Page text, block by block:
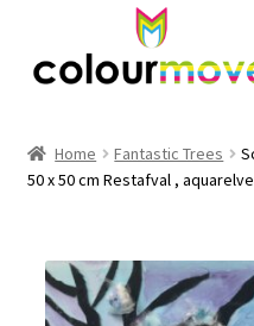
door
naar
Projecten
Nieuws
Home Fantastic Trees
50 x 50 cm Restafval ,